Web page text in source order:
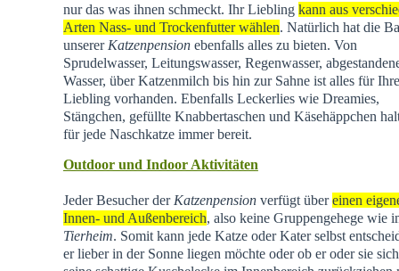
nur das was ihnen schmeckt. Ihr Liebling kann aus
Arten Nass- und Trockenfutter wählen. Natürlich hat die
unserer Katzenpensionebenfalls alles zu bieten. Von
Sprudelwasser, Leitungswasser, Regenwasser,
Wasser, über Katzenmilch bis hin zur Sahne ist alles für
Liebling vorhanden. Ebenfalls Leckerlies wie Dreamies,
Stängchen, gefüllte Knabbertaschen und Käsehäppchen
für jede Naschkatze immer bereit.
Outdoor und Indoor Aktivitäten
Jeder Besucher der Katzenpensionverfügt übereinen
Innen- und Außenbereich, also keine Gruppengehege wie
Tierheim. Somit kann jede Katze oder Kater selbst
er lieber in der Sonne liegen möchte oder ob er oder sie